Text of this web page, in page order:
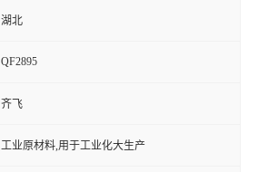
湖北
QF2895
齐飞
工业原材料,用于工业化大生产